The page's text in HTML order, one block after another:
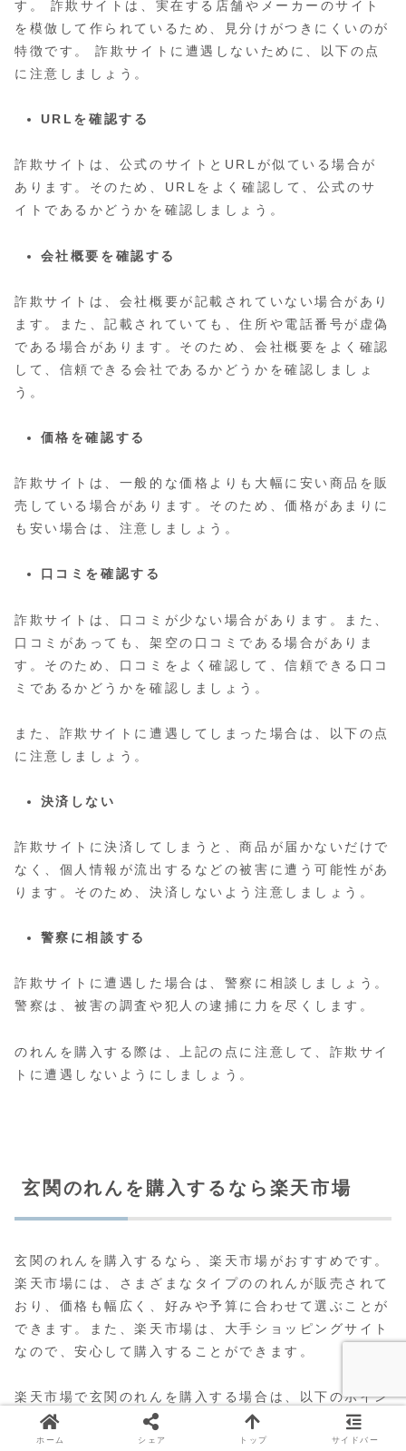
す。 詐欺サイトは、実在する店舗やメーカーのサイト
を模倣して作られているため、見分けがつきにくいのが
特徴です。 詐欺サイトに遭遇しないために、以下の点
に注意しましょう。
URLを確認する
詐欺サイトは、公式のサイトとURLが似ている場合が
あります。そのため、URLをよく確認して、公式のサ
イトであるかどうかを確認しましょう。
会社概要を確認する
詐欺サイトは、会社概要が記載されていない場合があり
ます。また、記載されていても、住所や電話番号が虚偽
である場合があります。そのため、会社概要をよく確認
して、信頼できる会社であるかどうかを確認しましょ
う。
価格を確認する
詐欺サイトは、一般的な価格よりも大幅に安い商品を販
売している場合があります。そのため、価格があまりに
も安い場合は、注意しましょう。
口コミを確認する
詐欺サイトは、口コミが少ない場合があります。また、
口コミがあっても、架空の口コミである場合がありま
す。そのため、口コミをよく確認して、信頼できる口コ
ミであるかどうかを確認しましょう。
また、詐欺サイトに遭遇してしまった場合は、以下の点
に注意しましょう。
決済しない
詐欺サイトに決済してしまうと、商品が届かないだけで
なく、個人情報が流出するなどの被害に遭う可能性があ
ります。そのため、決済しないよう注意しましょう。
警察に相談する
詐欺サイトに遭遇した場合は、警察に相談しましょう。
警察は、被害の調査や犯人の逮捕に力を尽くします。
のれんを購入する際は、上記の点に注意して、詐欺サイ
トに遭遇しないようにしましょう。
玄関のれんを購入するなら楽天市場
玄関のれんを購入するなら、楽天市場がおすすめです。
楽天市場には、さまざまなタイプののれんが販売されて
おり、価格も幅広く、好みや予算に合わせて選ぶことが
できます。また、楽天市場は、大手ショッピングサイト
なので、安心して購入することができます。
楽天市場で玄関のれんを購入する場合は、以下のポイン
トを参考にするとよいでしょう。
ホーム シェア トップ サイドバー